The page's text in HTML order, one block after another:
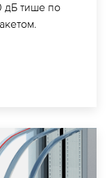
дБ тише по